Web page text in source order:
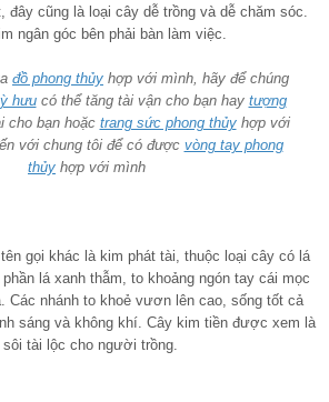
đây cũng là loại cây dễ trồng và dễ chăm sóc.
ngân góc bên phải bàn làm việc.
đồ phong thủy hợp với mình, hãy để chúng
hưucó thể tăng tài vận cho bạn hay tượng
cho bạn hoặc trang sức phong thủyhợp với
với chung tôi để có được vòng tay phong
thủy hợp với mình
gọi khác là kim phát tài, thuộc loại cây có lá
lá xanh thẫm, to khoảng ngón tay cái mọc
Các nhánh to khoẻ vươn lên cao, sống tốt cả
sáng và không khí. Cây kim tiền được xem là
tài lộc cho người trồng.